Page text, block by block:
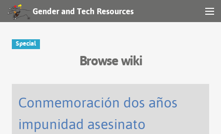
Gender and Tech Resources
Log in
Special
Browse wiki
Conmemoración dos años
impunidad asesinato